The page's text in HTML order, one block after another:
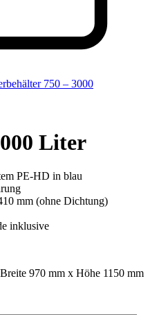
750 – 3000
Liter
PE-HD in blau
mm (ohne Dichtung)
inklusive
970 mm x Höhe 1150 mm